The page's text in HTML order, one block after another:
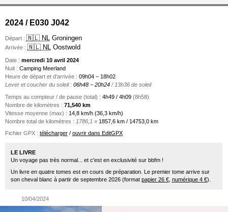
2024 / E030 J042
Départ : 🇳🇱 NLGroningen
Arrivée : 🇳🇱 NLOostwold
Date : mercredi 10 avril 2024
Nuit : Camping Meerland
Heure de départ et d'arrivée : 09h04 − 18h02
Lever et coucher du soleil :06h48 − 20h24 / 13h36 de soleil
Temps au compteur / de pause (total) : 4h49 / 4h09 (8h58)
Nombre de kilomètres : 71,540 km
Vitesse moyenne (max) : 14,8 km/h (36,3 km/h)
Nombre total de kilomètres : 1786,1 »1857,6 km / 14753,0 km
Fichier GPX : télécharger/ ouvrir dans EditGPX
LE LIVRE
Un voyage pas très normal... et c'est en exclusivité sur bbfm !
Un livre en quatre tomes est en cours de préparation. Le premier tome arrive sur
son cheval blanc à partir de septembre 2026 (format papier 26 €, numérique 4 €).
10/04/2024